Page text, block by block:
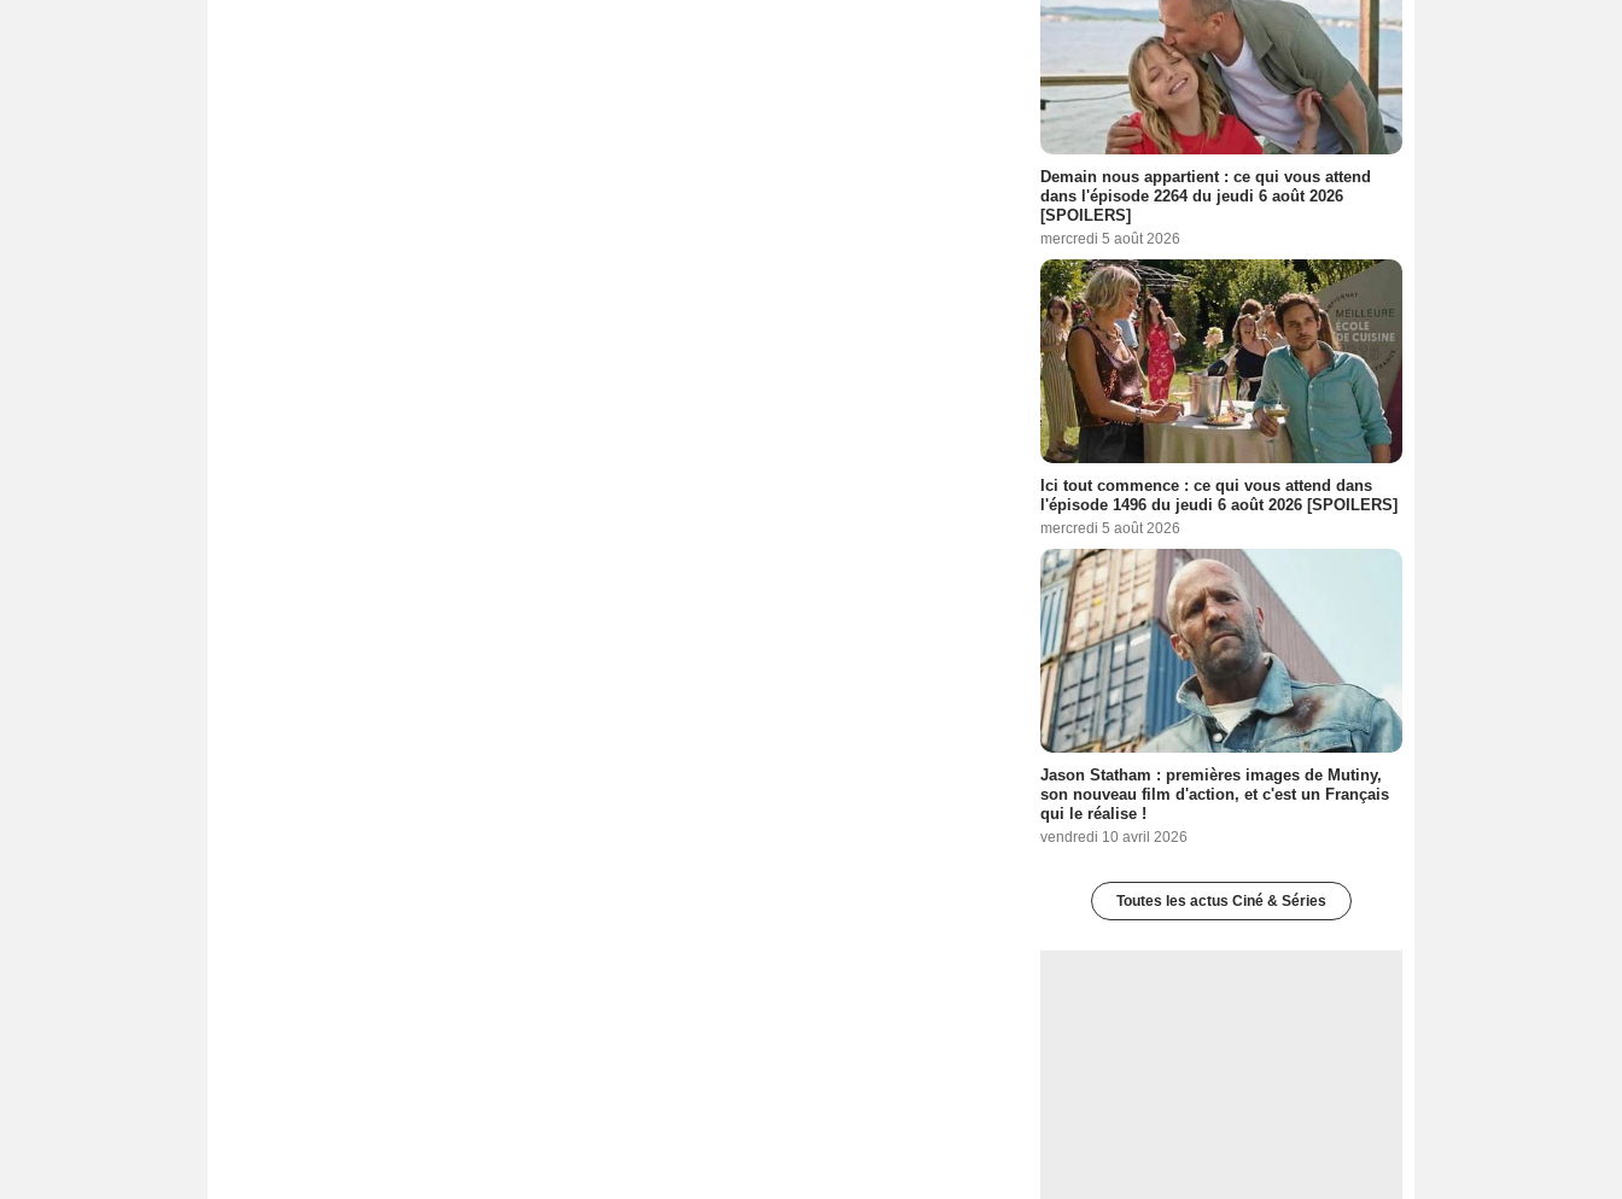
Demain nous appartient : ce qui vous attend
dans l'épisode 2264 du jeudi 6 août 2026
[SPOILERS]
mercredi 5 août 2026
Ici tout commence : ce qui vous attend dans
l'épisode 1496 du jeudi 6 août 2026 [SPOILERS]
mercredi 5 août 2026
Jason Statham : premières images de Mutiny,
son nouveau film d'action, et c'est un Français
qui le réalise !
vendredi 10 avril 2026
Toutes les actus Ciné & Séries